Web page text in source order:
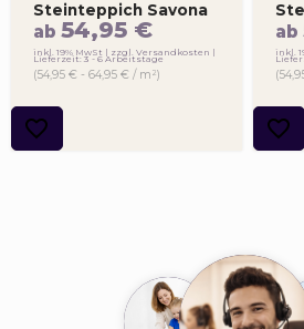
Steinteppich Savona
ab54,95 €
inkl. 19% MwSt zzgl. Versandkosten
Lieferzeit: 3 - 6 Arbeitstage
(54,95 € - 64,95 € / m²)
ab
inkl.